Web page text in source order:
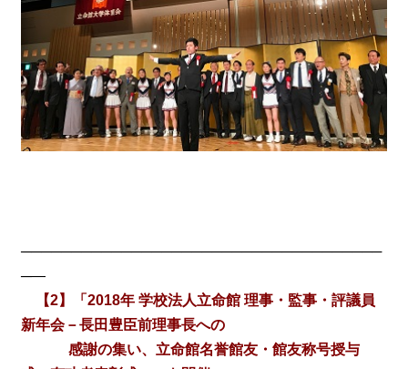
────────────────────────────────────
─―
【2】「2018年 学校法人立命館 理事・監事・評議員
新年会－長田豊臣前理事長への
感謝の集い、立命館名誉館友・館友称号授与